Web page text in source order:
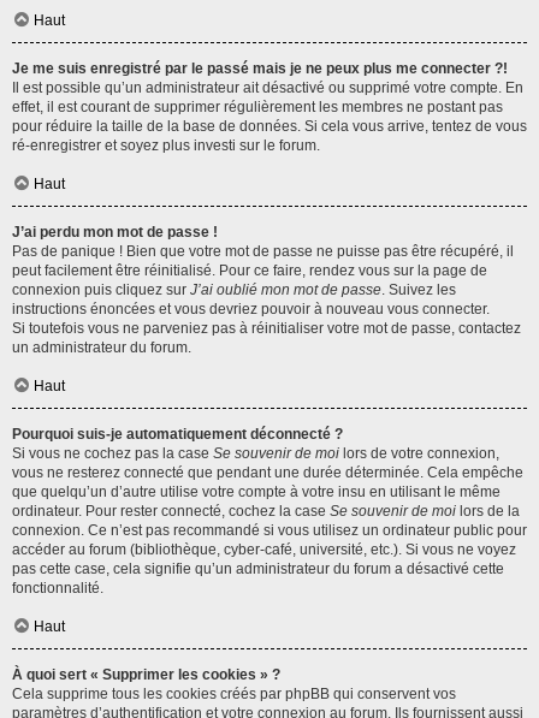
Haut
Je me suis enregistré par le passé mais je ne peux plus me connecter ?!
Il est possible qu’un administrateur ait désactivé ou supprimé votre compte. En
effet, il est courant de supprimer régulièrement les membres ne postant pas
pour réduire la taille de la base de données. Si cela vous arrive, tentez de vous
ré-enregistrer et soyez plus investi sur le forum.
Haut
J’ai perdu mon mot de passe !
Pas de panique ! Bien que votre mot de passe ne puisse pas être récupéré, il
peut facilement être réinitialisé. Pour ce faire, rendez vous sur la page de
connexion puis cliquez sur J’ai oublié mon mot de passe. Suivez les
instructions énoncées et vous devriez pouvoir à nouveau vous connecter.
Si toutefois vous ne parveniez pas à réinitialiser votre mot de passe, contactez
un administrateur du forum.
Haut
Pourquoi suis-je automatiquement déconnecté ?
Si vous ne cochez pas la case Se souvenir de moi lors de votre connexion,
vous ne resterez connecté que pendant une durée déterminée. Cela empêche
que quelqu’un d’autre utilise votre compte à votre insu en utilisant le même
ordinateur. Pour rester connecté, cochez la case Se souvenir de moi lors de la
connexion. Ce n’est pas recommandé si vous utilisez un ordinateur public pour
accéder au forum (bibliothèque, cyber-café, université, etc.). Si vous ne voyez
pas cette case, cela signifie qu’un administrateur du forum a désactivé cette
fonctionnalité.
Haut
À quoi sert « Supprimer les cookies » ?
Cela supprime tous les cookies créés par phpBB qui conservent vos
paramètres d’authentification et votre connexion au forum. Ils fournissent aussi